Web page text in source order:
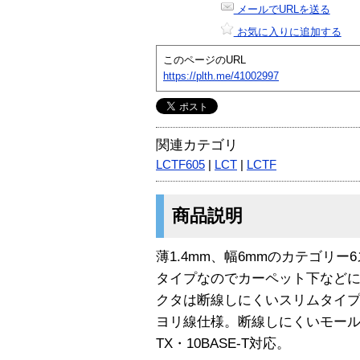
メールでURLを送る
お気に入りに追加する
このページのURL
https://plth.me/41002997
関連カテゴリ
LCTF605 LCT LCTF
商品説明
薄1.4mm、幅6mmのカテゴリー
タイプなのでカーペット下など
クタは断線しにくいスリムタイ
ヨリ線仕様。断線しにくいモー
TX・10BASE-T対応。